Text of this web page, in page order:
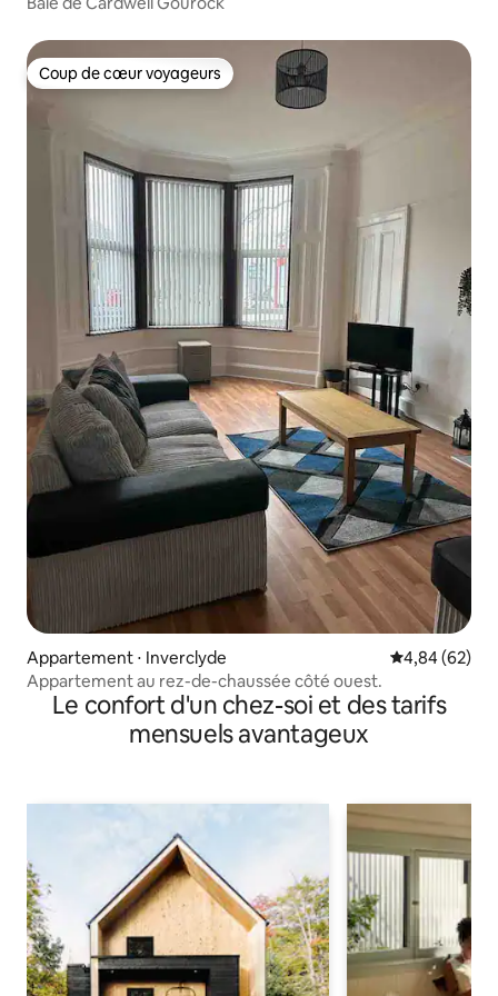
Coup de cœur voyageurs
Coup de cœur voyageurs
Appartement ⋅ Inverclyde Évaluation
4,84 (62)
Appartement au rez-de-chaussée côté ouest.
Le confort d'un chez-soi et des tarifs
mensuels avantageux